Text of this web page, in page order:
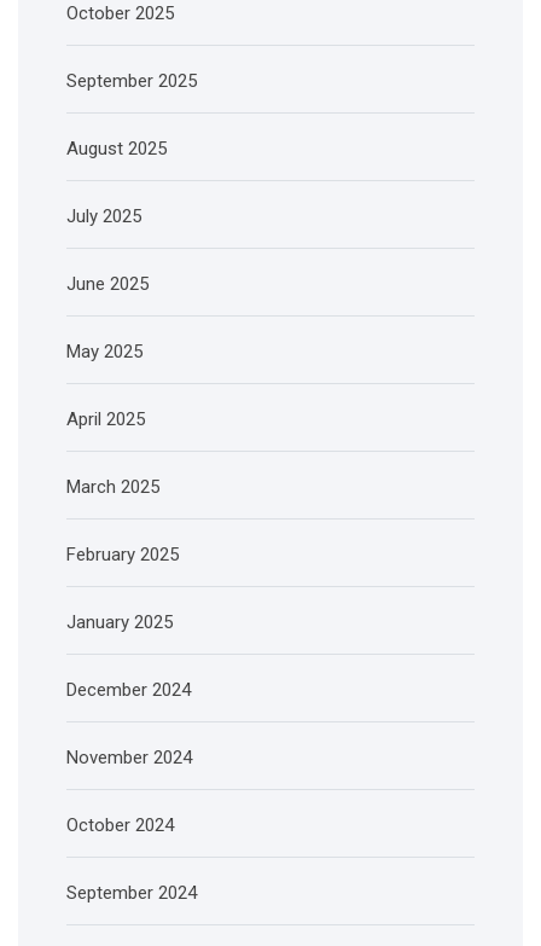
October 2025
September 2025
August 2025
July 2025
June 2025
May 2025
April 2025
March 2025
February 2025
January 2025
December 2024
November 2024
October 2024
September 2024